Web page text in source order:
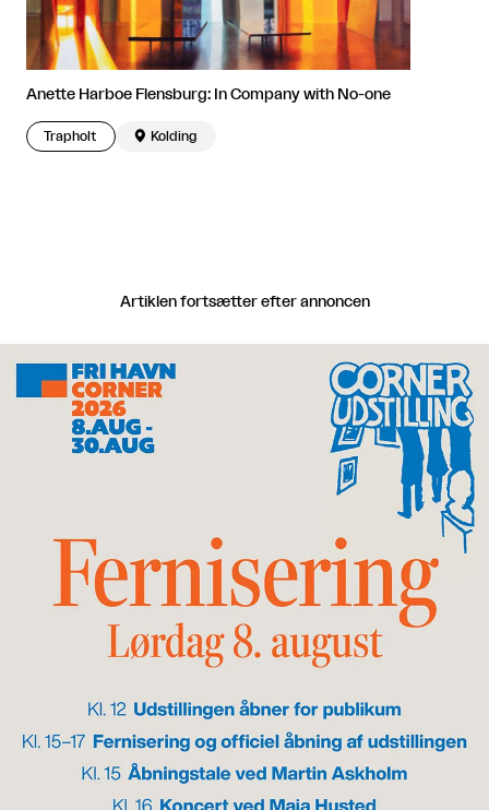
Anette Harboe Flensburg: In Company with No-one
Trapholt  Kolding
Artiklen fortsætter efter annoncen